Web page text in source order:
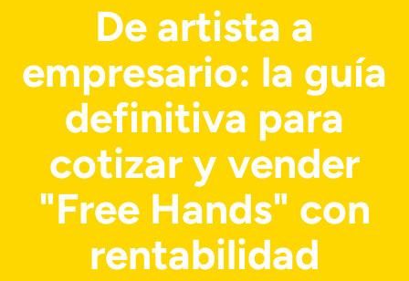
De artista a
empresario: la guía
definitiva para
cotizar y vender
"Free Hands" con
rentabilidad